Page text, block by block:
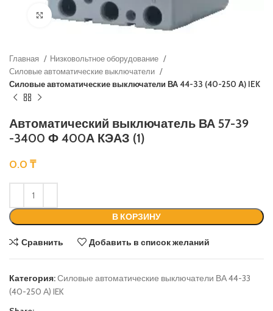
Нажмите, чтобы увеличить
Главная
Низковольтное оборудование
Силовые автоматические выключатели
Силовые автоматические выключатели ВА 44-33 (40-250 А) IEK
Автоматический выключатель ВА 57-39
-3400 Ф 400А КЭАЗ (1)
0.0 ₸
В КОРЗИНУ
Сравнить Добавить в список желаний
Категория:Силовые автоматические выключатели ВА 44-33
(40-250 А) IEK